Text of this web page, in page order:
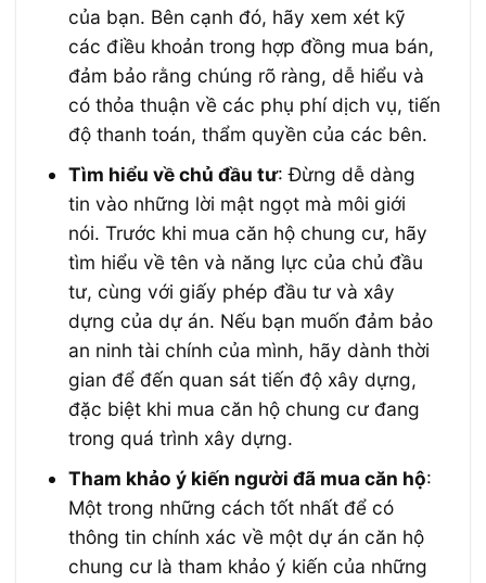
của bạn. Bên cạnh đó, hãy xem xét kỹ
các điều khoản trong hợp đồng mua bán,
đảm bảo rằng chúng rõ ràng, dễ hiểu và
có thỏa thuận về các phụ phí dịch vụ, tiến
độ thanh toán, thẩm quyền của các bên.
Tìm hiểu về chủ đầu tư: Đừng dễ dàng
tin vào những lời mật ngọt mà môi giới
nói. Trước khi mua căn hộ chung cư, hãy
tìm hiểu về tên và năng lực của chủ đầu
tư, cùng với giấy phép đầu tư và xây
dựng của dự án. Nếu bạn muốn đảm bảo
an ninh tài chính của mình, hãy dành thời
gian để đến quan sát tiến độ xây dựng,
đặc biệt khi mua căn hộ chung cư đang
trong quá trình xây dựng.
Tham khảo ý kiến người đã mua căn hộ:
Một trong những cách tốt nhất để có
thông tin chính xác về một dự án căn hộ
chung cư là tham khảo ý kiến của những